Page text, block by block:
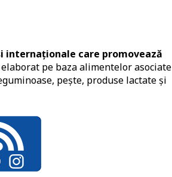
care promovează
pe baza alimentelor asociate
pește, produse lactate și